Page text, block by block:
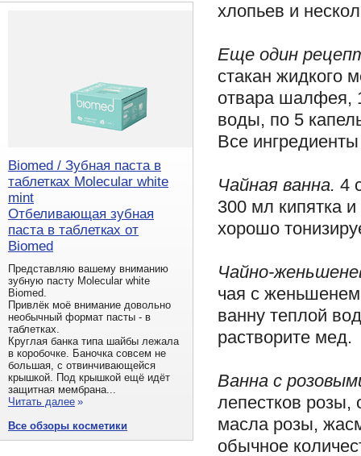
хлопьев и
Еще один
стакан жидкого
отвара шалфея,
воды, по 5
Все
Чайная ванна. 4
300 мл кипятка
хорошо
Чайно-
чая с
ванну теплой
растворите мед.
Ванна с
лепестков розы,
масла розы,
обычное
Biomed / Зубная паста в
таблетках Molecular white
mint
Отбеливающая зубная
паста в таблетках от
Biomed
Представляю вашему вниманию
зубную пасту Molecular white
Biomed.
Привлёк моё внимание довольно
необычный формат пасты - в
таблетках.
Круглая банка типа шайбы лежала
в коробочке. Баночка совсем не
большая, с отвинчивающейся
крышкой. Под крышкой ещё идёт
защитная мембрана...
Читать далее »
Все обзоры косметики